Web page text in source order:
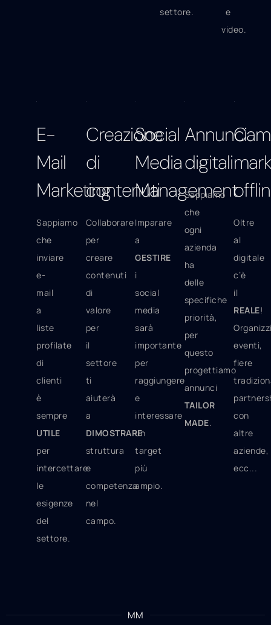
settore.
e
video.
E-
Mail
Marketing
Sappiamo
che
inviare
e-
mail
a
liste
profilate
di
clienti
è
sempre
UTILE
per
intercettare
le
esigenze
del
settore.
Creazione
di
contenuti
Collaborare
per
creare
contenuti
di
valore
per
il
settore
ti
aiuterà
a
DIMOSTRARE
struttura
e
competenza
nel
campo.
Social
Media
Management
Imparare
a
GESTIRE
i
social
media
sarà
importante
per
raggiungere
e
interessare
un
target
più
ampio.
Annunci
digitali
Sappiamo
che
ogni
azienda
ha
delle
specifiche
priorità,
per
questo
progettiamo
annunci
TAILOR
MADE.
Oltre
al
digitale
c’è
il
REALE!
eventi,
fiere
con
altre
aziende,
ecc...
MM